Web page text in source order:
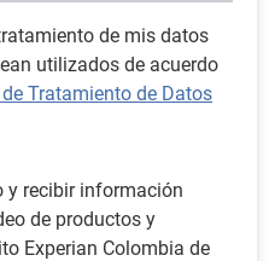
de mis datos
utilizados de acuerdo
Tratamiento de Datos
y recibir información
de productos y
Experian Colombia de